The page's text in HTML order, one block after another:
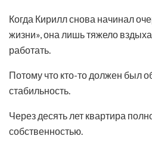
Когда Кирилл снова начинал
жизни», она лишь тяжело
работать.
Потому что кто-то должен был
стабильность.
Через десять лет квартира
собственностью.